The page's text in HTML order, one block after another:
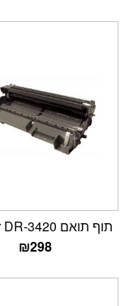
תוף תואם Brother DR-3420
₪298